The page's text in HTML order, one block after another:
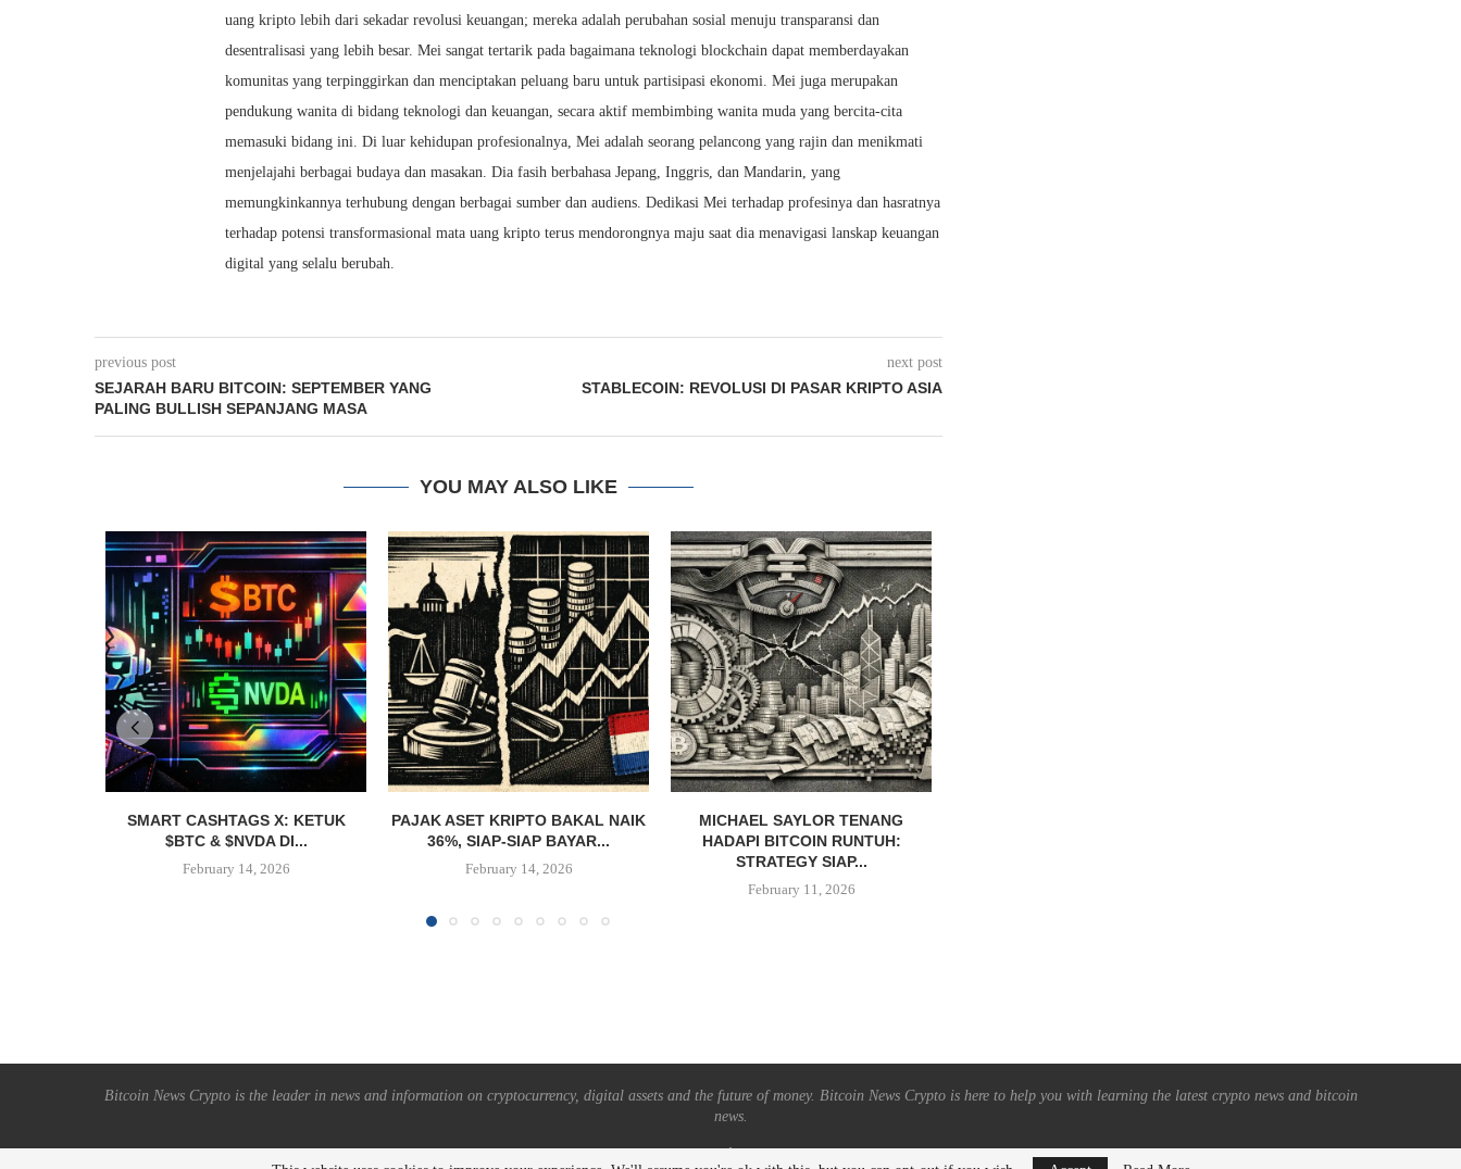
uang kripto lebih dari sekadar revolusi keuangan; mereka adalah perubahan sosial menuju transparansi dan
desentralisasi yang lebih besar. Mei sangat tertarik pada bagaimana teknologi blockchain dapat memberdayakan
komunitas yang terpinggirkan dan menciptakan peluang baru untuk partisipasi ekonomi. Mei juga merupakan
pendukung wanita di bidang teknologi dan keuangan, secara aktif membimbing wanita muda yang bercita-cita
memasuki bidang ini. Di luar kehidupan profesionalnya, Mei adalah seorang pelancong yang rajin dan menikmati
menjelajahi berbagai budaya dan masakan. Dia fasih berbahasa Jepang, Inggris, dan Mandarin, yang
memungkinkannya terhubung dengan berbagai sumber dan audiens. Dedikasi Mei terhadap profesinya dan hasratnya
terhadap potensi transformasional mata uang kripto terus mendorongnya maju saat dia menavigasi lanskap keuangan
digital yang selalu berubah.
previous post
SEJARAH BARU BITCOIN: SEPTEMBER YANG
PALING BULLISH SEPANJANG MASA
next post
STABLECOIN: REVOLUSI DI PASAR KRIPTO ASIA
YOU MAY ALSO LIKE
SMART CASHTAGS X: KETUK
$BTC & $NVDA DI...
February 14, 2026
PAJAK ASET KRIPTO BAKAL NAIK
36%, SIAP-SIAP BAYAR...
February 14, 2026
MICHAEL SAYLOR TENANG
HADAPI BITCOIN RUNTUH:
STRATEGY SIAP...
February 11, 2026
Bitcoin News Crypto is the leader in news and information on cryptocurrency, digital assets and the future of money. Bitcoin News Crypto is here to help you with learning the latest crypto news and bitcoin
news.